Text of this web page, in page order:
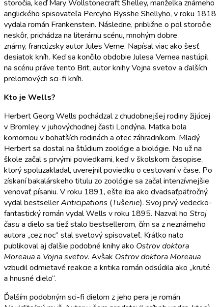
storočia, keď Mary Wollstonecraft Shelley, manželka známeho
anglického spisovateľa Percyho Bysshe Shellyho, v roku 1818
vydala román Frankenstein. Následne, približne o pol storočie
neskôr, prichádza na literárnu scénu, mnohým dobre
známy, francúzsky autor Jules Verne. Napísal viac ako šesť
desiatok kníh. Keď sa končilo obdobie Julesa Vernea nastúpil
na scénu práve tento Brit, autor knihy Vojna svetov a ďalších
prelomových sci-fi kníh.
Kto je Wells?
Herbert Georg Wells pochádzal z chudobnejšej rodiny žijúcej
v Bromley, v juhovýchodnej časti Londýna. Matka bola
komornou v bohatších rodinách a otec záhradníkom. Mladý
Herbert sa dostal na štúdium zoológie a biológie. No už na
škole začal s prvými poviedkami, keď v školskom časopise,
ktorý spoluzakladal, uverejnil poviedku o cestovaní v čase. Po
získaní bakalárskeho titulu zo zoológie sa začal intenzívnejšie
venovať písaniu. V roku 1891, ešte iba ako dvadsaťpäťročný,
vydal bestsellerAnticipations (Tušenie). Svoj prvý vedecko-
fantastický román vydal Wells v roku 1895. Nazval ho Stroj
časua dielo sa tiež stalo bestsellerom, čím sa z neznámeho
autora „cez noc“ stal svetový spisovateľ. Krátko nato
publikoval aj ďalšie podobné knihy ako Ostrov doktora
Moreauaa Vojna svetov. Avšak Ostrov doktora Moreaua
vzbudil odmietavé reakcie a kritika román odsúdila ako „kruté
a hnusné dielo“.
Ďalším podobným sci-fi dielom z jeho pera je román